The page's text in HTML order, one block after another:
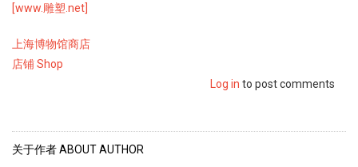
[www.雕塑.net]
上海博物馆商店
Category2
店铺 Shop
Log in to post comments
关于作者 ABOUT AUTHOR